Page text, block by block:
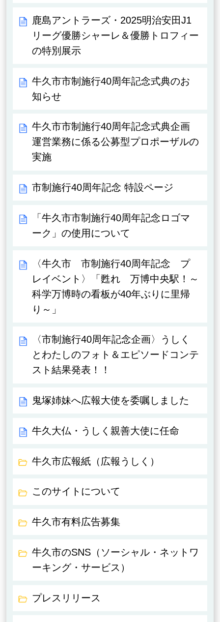
鹿島アントラーズ・2025明治安田J1
リーグ優勝シャーレ＆優勝トロフィー
の特別展示
牛久市市制施行40周年記念式典のお
知らせ
牛久市市制施行40周年記念式典企画
運営業務に係る公募型プロポーザルの
実施
市制施行40周年記念 特設ページ
「牛久市市制施行40周年記念ロゴマ
ーク」の使用について
〈牛久市 市制施行40周年記念 プ
レイベント〉「甦れ 万博中央駅！～
科学万博時の看板が40年ぶりに里帰
り～」
〈市制施行40周年記念企画〉うしく
とわたしのフォト＆エピソードコンテ
スト結果発表！！
鬼塚姉妹へ広報大使を委嘱しました
牛久大仏・うしく親善大使に任命
牛久市広報紙（広報うしく）
このサイトについて
牛久市有料広告募集
牛久市のSNS（ソーシャル・ネットワ
ーキング・サービス）
プレスリリース